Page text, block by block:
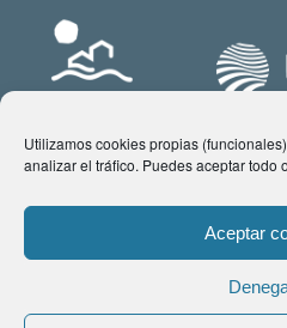
Utilizamos cookies propias
analizar el tráfico. Puedes aceptar todo
Aceptar